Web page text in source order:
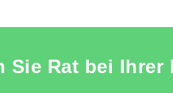
Sie Rat bei